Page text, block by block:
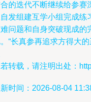
的迭代不断继续给参赛
发组建互学小组完成练
问题和自身突破现成的
“长真参再追求方得大
转载，请注明出处：
时间：2026-08-04